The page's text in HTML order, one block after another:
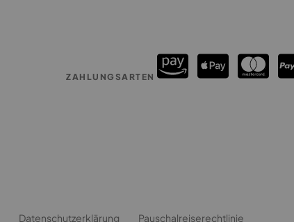
ZAHLUNGSARTEN
Datenschutzerklärung Pauschalreiserechtlinie